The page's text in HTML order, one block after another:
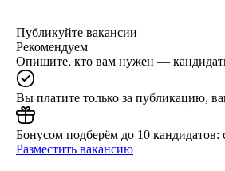
Публикуйте вакансии
Рекомендуем
Опишите, кто вам нужен —
Вы платите только за публикацию,
Бонусом подберём до 10 кандидатов:
Разместить вакансию